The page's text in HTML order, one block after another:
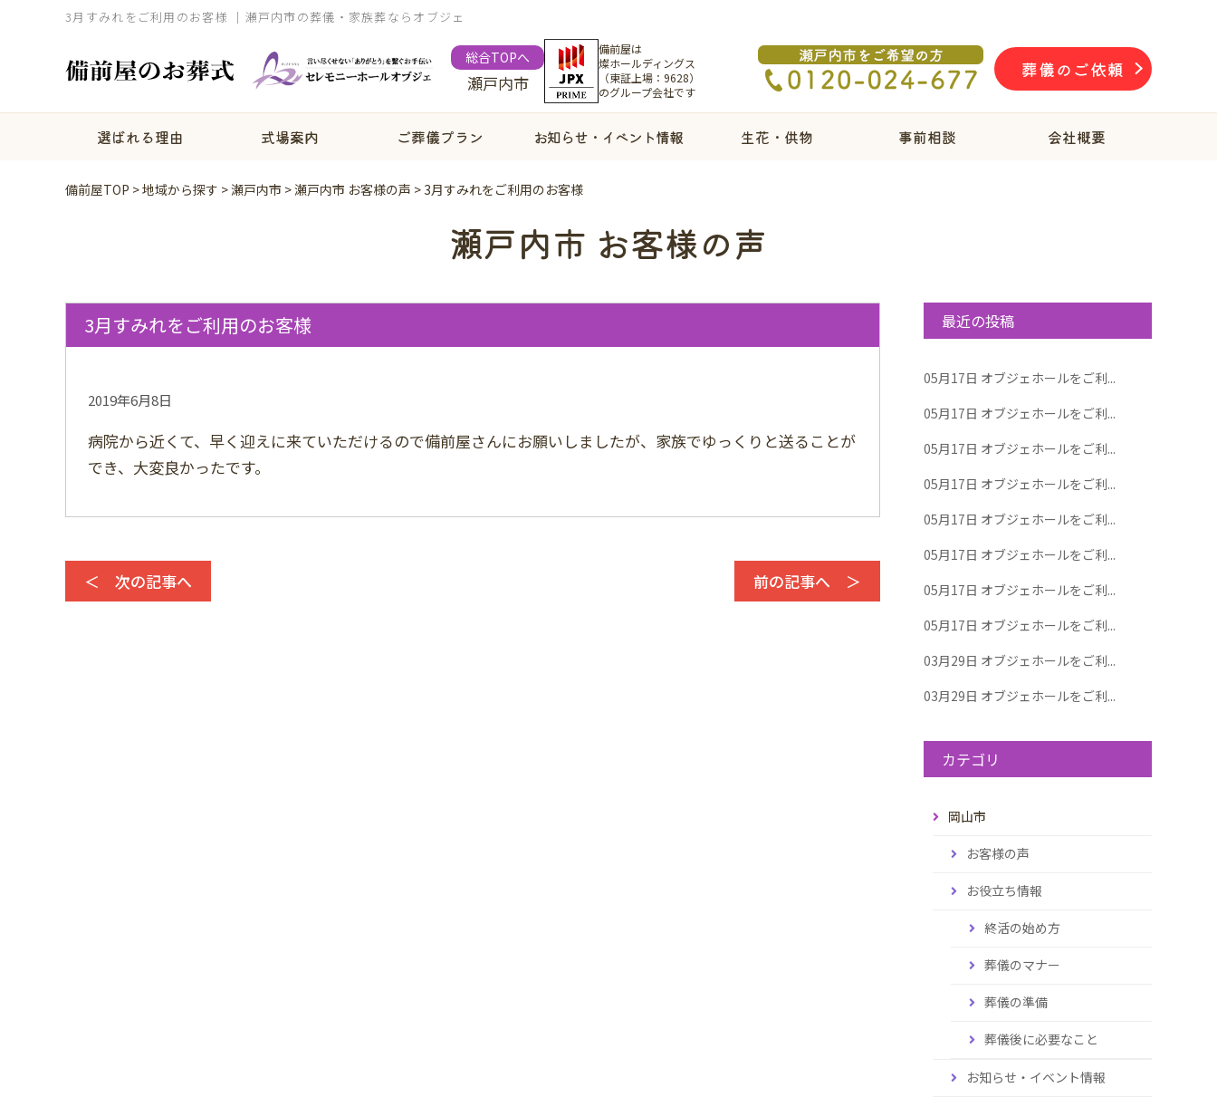
3月すみれをご利用のお客様 ｜瀬戸内市の葬儀・家族葬ならオブジェ
総合TOPへ
瀬戸内市
備前屋は
燦ホールディングス
（東証上場：9628）
のグループ会社です
葬儀のご依頼
選ばれる理由 式場案内 ご葬儀プラン お知らせ・イベント情報 生花・供物 事前相談 会社概要
備前屋TOP >地域から探す >瀬戸内市 >瀬戸内市 お客様の声 > 3月すみれをご利用のお客様
瀬戸内市 お客様の声
3月すみれをご利用のお客様
2019年6月8日
病院から近くて、早く迎えに来ていただけるので備前屋さんにお願いしましたが、家族でゆっくりと送ることが
でき、大変良かったです。
＜ 次の記事へ 前の記事へ ＞
最近の投稿
05月17日 オブジェホールをご利...
05月17日 オブジェホールをご利...
05月17日 オブジェホールをご利...
05月17日 オブジェホールをご利...
05月17日 オブジェホールをご利...
05月17日 オブジェホールをご利...
05月17日 オブジェホールをご利...
05月17日 オブジェホールをご利...
03月29日 オブジェホールをご利...
03月29日 オブジェホールをご利...
カテゴリ
岡山市
お客様の声
お役立ち情報
終活の始め方
葬儀のマナー
葬儀の準備
葬儀後に必要なこと
お知らせ・イベント情報